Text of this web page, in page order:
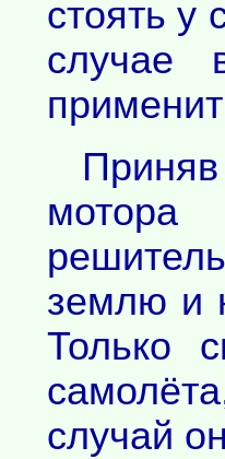
стоять у
случае
мотора
землю и
Только
случай